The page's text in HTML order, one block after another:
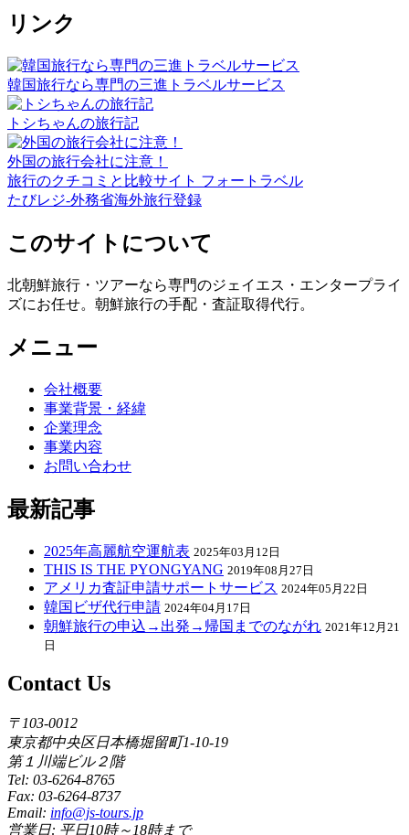
リンク
韓国旅行なら専門の三進トラベルサービス
トシちゃんの旅行記
外国の旅行会社に注意！
旅行のクチコミと比較サイト フォートラベル
たびレジ-外務省海外旅行登録
このサイトについて
北朝鮮旅行・ツアーなら専門のジェイエス・エンタープライ
ズにお任せ。朝鮮旅行の手配・査証取得代行。
メニュー
会社概要
事業背景・経緯
企業理念
事業内容
お問い合わせ
最新記事
2025年高麗航空運航表 2025年03月12日
THIS IS THE PYONGYANG 2019年08月27日
アメリカ査証申請サポートサービス 2024年05月22日
韓国ビザ代行申請 2024年04月17日
朝鮮旅行の申込→出発→帰国までのながれ 2021年12月21
日
Contact Us
〒103-0012
東京都中央区日本橋堀留町1-10-19
第１川端ビル２階
Tel: 03-6264-8765
Fax: 03-6264-8737
Email: info@js-tours.jp
営業日: 平日10時～18時まで